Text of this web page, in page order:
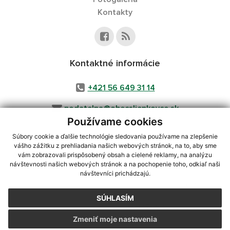
Používame cookies
Súbory cookie a ďalšie technológie sledovania používame na zlepšenie
vášho zážitku z prehliadania našich webových stránok, na to, aby sme
vám zobrazovali prispôsobený obsah a cielené reklamy, na analýzu
návštevnosti našich webových stránok a na pochopenie toho, odkiaľ naši
návštevníci prichádzajú.
SÚHLASÍM
Zmeniť moje nastavenia
Kontakty
Kontaktné informácie
+421 56 649 31 14
podatelna@obecsliepkovce.sk
využite možnosť získavania aktuálnych informácií s využitím RSS
CMS systém (redakčný) systém ECHELON 2,Mapa stránok,web portál
webex.digital, s.r.o.,domény,registrácia domény
Posledná aktualizácia:28.07.2026
Vytlačiť stránku|Vyhlásenie o prístupnosti